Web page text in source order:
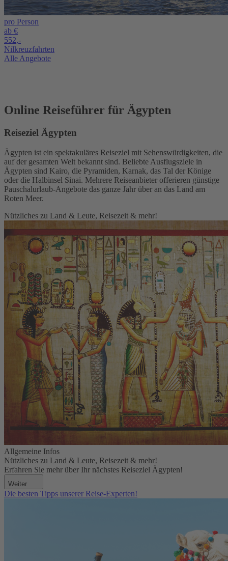
pro Person
ab €
552,-
Nilkreuzfahrten
Alle Angebote
Online Reiseführer für Ägypten
Reiseziel Ägypten
Ägypten ist ein spektakuläres Reiseziel mit Sehenswürdigkeiten, die
auf der gesamten Welt bekannt sind. Beliebte Ausflugsziele in
Ägypten sind Kairo, die Pyramiden, Karnak, das Tal der Könige
oder die Halbinsel Sinai. Mehrere Reiseanbieter offerieren günstige
Pauschalurlaub-Angebote das ganze Jahr über an das Land am
Roten Meer.
Nützliches zu Land & Leute, Reisezeit & mehr!
Allgemeine Infos
Nützliches zu Land & Leute, Reisezeit & mehr!
Erfahren Sie mehr über Ihr nächstes Reiseziel Ägypten!
Weiter
Die besten Tipps unserer Reise-Experten!